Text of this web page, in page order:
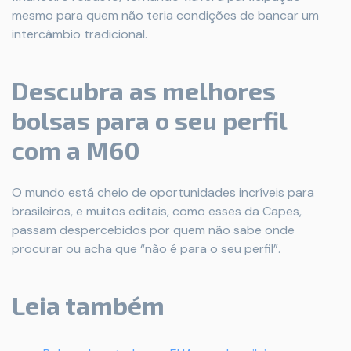
mesmo para quem não teria condições de bancar um
intercâmbio tradicional.
Descubra as melhores
bolsas para o seu perfil
com a M60
O mundo está cheio de oportunidades incríveis para
brasileiros, e muitos editais, como esses da Capes,
passam despercebidos por quem não sabe onde
procurar ou acha que “não é para o seu perfil”.
Leia também